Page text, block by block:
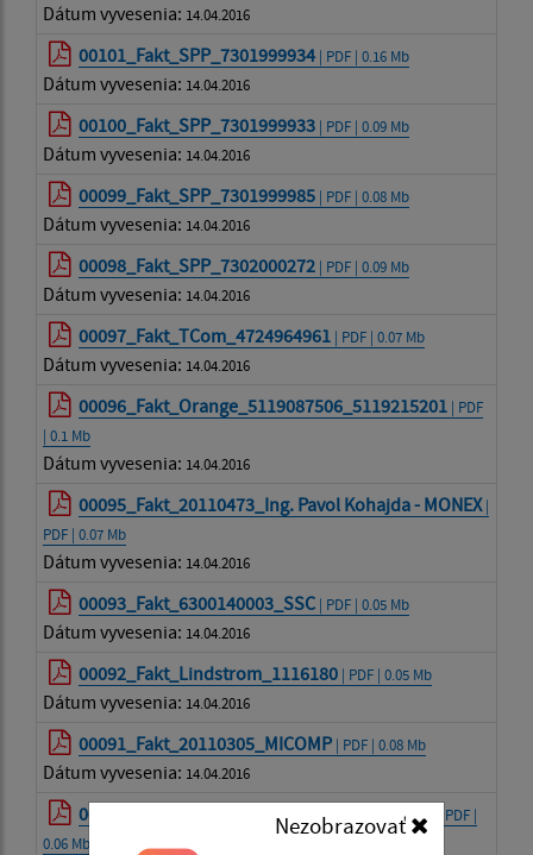
Nezobrazovať
Dátum vyvesenia: 14.04.2016
00101_Fakt_SPP_7301999934 | PDF | 0.16 Mb
Dátum vyvesenia: 14.04.2016
00100_Fakt_SPP_7301999933 | PDF | 0.09 Mb
Dátum vyvesenia: 14.04.2016
00099_Fakt_SPP_7301999985 | PDF | 0.08 Mb
Dátum vyvesenia: 14.04.2016
00098_Fakt_SPP_7302000272 | PDF | 0.09 Mb
Dátum vyvesenia: 14.04.2016
00097_Fakt_TCom_4724964961 | PDF | 0.07 Mb
Dátum vyvesenia: 14.04.2016
00096_Fakt_Orange_5119087506_5119215201 | PDF
| 0.1 Mb
Dátum vyvesenia: 14.04.2016
00095_Fakt_20110473_Ing. Pavol Kohajda - MONEX |
PDF | 0.07 Mb
Dátum vyvesenia: 14.04.2016
00093_Fakt_6300140003_SSC | PDF | 0.05 Mb
Dátum vyvesenia: 14.04.2016
00092_Fakt_Lindstrom_1116180 | PDF | 0.05 Mb
Dátum vyvesenia: 14.04.2016
00091_Fakt_20110305_MICOMP | PDF | 0.08 Mb
Dátum vyvesenia: 14.04.2016
00090_Fakt_IURA EDITION s.r.o._2610185083
| PDF |
0.06 Mb